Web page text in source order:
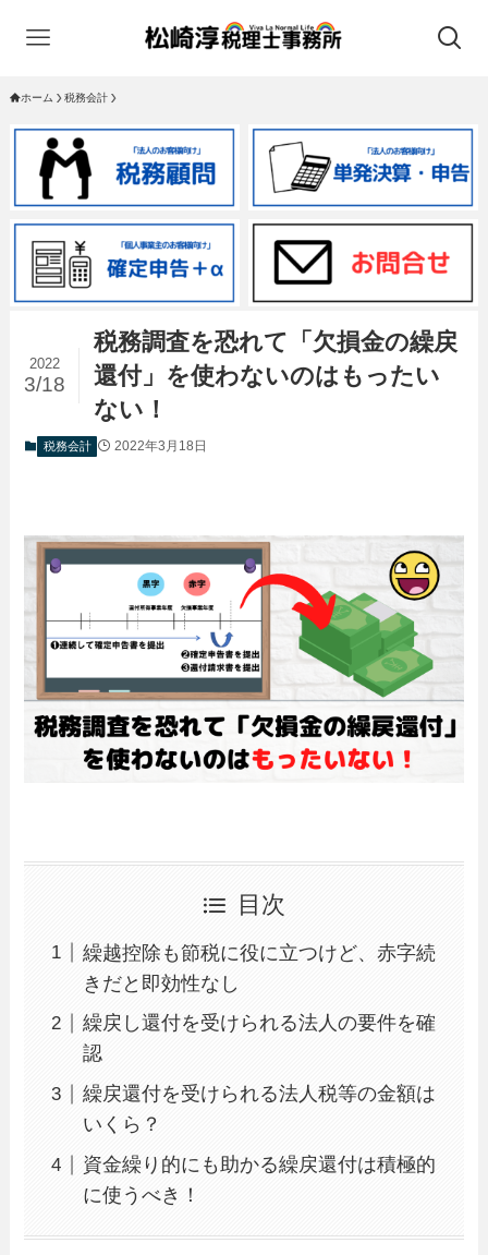
ホーム 税務会計
税務調査を恐れて「欠損金の繰戻
還付」を使わないのはもったい
ない！
2022
3/18
税務会計 2022年3月18日
目次
繰越控除も節税に役に立つけど、赤字続
きだと即効性なし
繰戻し還付を受けられる法人の要件を確
認
繰戻還付を受けられる法人税等の金額は
いくら？
資金繰り的にも助かる繰戻還付は積極的
に使うべき！